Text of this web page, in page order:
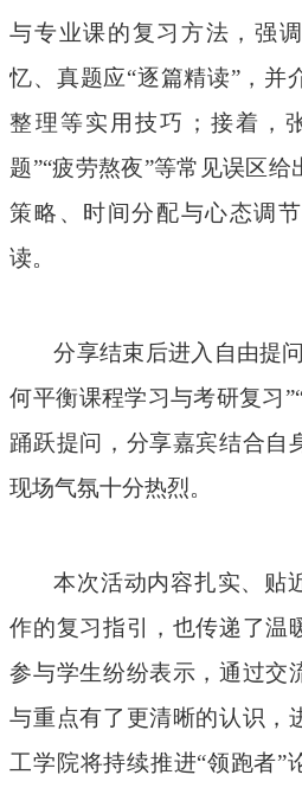
与专业课的复习方法，强
忆、真题应“逐篇精读”，并
整理等实用技巧；接着，
题”“疲劳熬夜”等常见误区
策略、时间分配与心态调
读。
分享结束后进入自由提
何平衡课程学习与考研复习
踊跃提问，分享嘉宾结合自
现场气氛十分热烈。
本次活动内容扎实、贴
作的复习指引，也传递了温
参与学生纷纷表示，通过交
与重点有了更清晰的认识，
工学院将持续推进“领跑者”